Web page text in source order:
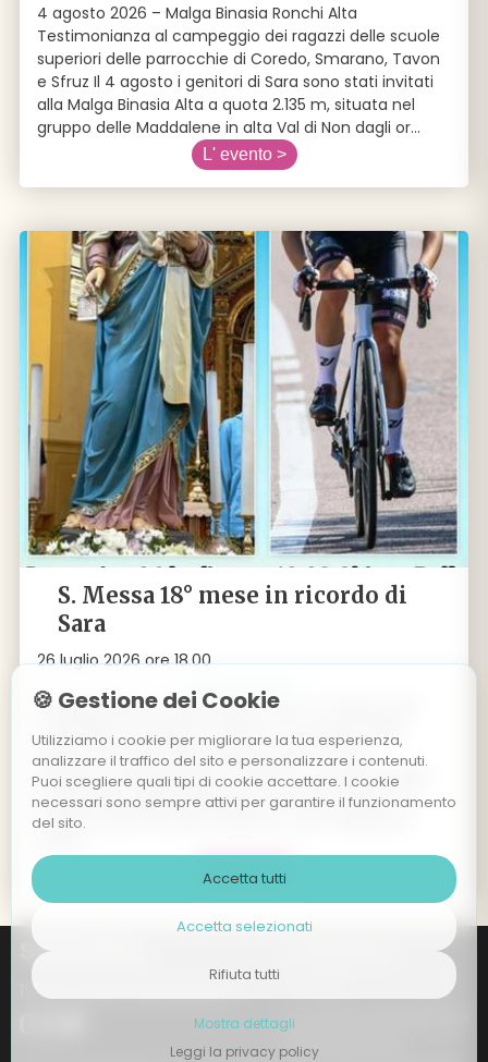
4 agosto 2026 – Malga Binasia Ronchi Alta
Testimonianza al campeggio dei ragazzi delle scuole
superiori delle parrocchie di Coredo, Smarano, Tavon
e Sfruz Il 4 agosto i genitori di Sara sono stati invitati
alla Malga Binasia Alta a quota 2.135 m, situata nel
gruppo delle Maddalene in alta Val di Non dagli or...
L' evento >
S. Messa 18° mese in ricordo di
Sara
26 luglio 2026 ore 18.00
26 luglio 2025 ore 18.00 Palù di Giovo: S. Messa a 18
Sagra Patronale della Madonna del Carmelo.
Domenica 26 luglio alle ore 18.00, in occasione della
tradizionale Sagra della patrona di Palù di Giovo, la
Madonna del Carmelo (insieme a San Valentino),
L' evento >
Sara Piffer
19 anni vissuti intensamente
sarapiffer.sp@gmail.com
Privacy & Policy
🍪 Gestione dei Cookie
Utilizziamo i cookie per migliorare la tua esperienza,
analizzare il traffico del sito e personalizzare i contenuti.
Puoi scegliere quali tipi di cookie accettare. I cookie
necessari sono sempre attivi per garantire il funzionamento
del sito.
Accetta tutti
Accetta selezionati
Rifiuta tutti
Mostra dettagli
Leggi la privacy policy